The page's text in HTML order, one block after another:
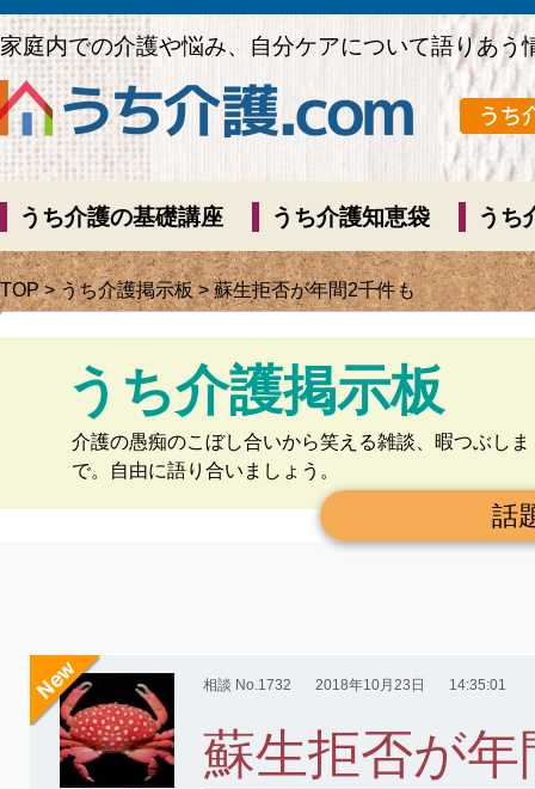
家庭内での介護や悩み、自分ケアについて語りあう
うち介護の基礎講座 うち介護知恵袋 うち
TOP>うち介護掲示板> 蘇生拒否が年間2千件も
うち介護掲示板
介護の愚痴のこぼし合いから笑える雑談、暇つぶしま
で。自由に語り合いましょう。
話
相談 No.1732 2018年10月23日 14:35:01
蘇生拒否が